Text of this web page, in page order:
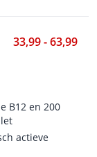
33,99 - 63,99
B12 en 200
actieve